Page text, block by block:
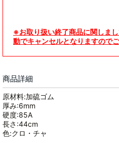
※お取り扱い終了商品に関しま
動でキャンセルとなりますのでご
商品詳細
原材料:加硫ゴム
厚み:6mm
硬度:85A
長さ:44cm
色:クロ・チャ